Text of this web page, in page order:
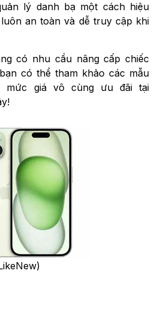
lý danh bạ một cách hiệu
an toàn và dễ truy cập khi
có nhu cầu nâng cấp chiếc
có thể tham khảo các mẫu
mức giá vô cùng ưu đãi tại